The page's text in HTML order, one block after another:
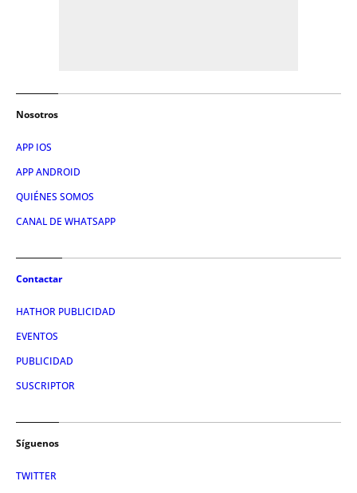
Nosotros
APP IOS
APP ANDROID
QUIÉNES SOMOS
CANAL DE WHATSAPP
Contactar
HATHOR PUBLICIDAD
EVENTOS
PUBLICIDAD
SUSCRIPTOR
Síguenos
TWITTER